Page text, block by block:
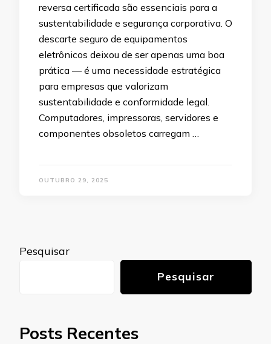
reversa certificada são essenciais para a
sustentabilidade e segurança corporativa. O
descarte seguro de equipamentos
eletrônicos deixou de ser apenas uma boa
prática — é uma necessidade estratégica
para empresas que valorizam
sustentabilidade e conformidade legal.
Computadores, impressoras, servidores e
componentes obsoletos carregam …
OUTUBRO 29, 2025
Pesquisar
Pesquisar
Posts Recentes